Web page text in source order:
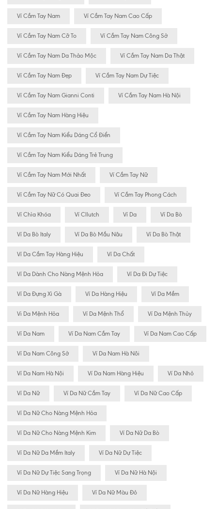
Ví Cầm Tay Nam Ví Cầm Tay Nam Cao Cấp
Ví Cầm Tay Nam Cỡ To Ví Cầm Tay Nam Công Sở
Ví Cầm Tay Nam Da Thảo Mộc Ví Cầm Tay Nam Da Thật
Ví Cầm Tay Nam Đẹp Ví Cầm Tay Nam Dự Tiệc
Ví Cầm Tay Nam Gianni Conti Ví Cầm Tay Nam Hà Nội
Ví Cầm Tay Nam Hàng Hiệu
Ví Cầm Tay Nam Kiểu Dáng Cổ Điển
Ví Cầm Tay Nam Kiểu Dáng Trẻ Trung
Ví Cầm Tay Nam Mới Nhất Ví Cầm Tay Nữ
Ví Cầm Tay Nữ Có Quai Đeo Ví Cầm Tay Phong Cách
Ví Chìa Khóa Ví Cllutch Ví Da Ví Da Bò
Ví Da Bò Italy Ví Da Bò Mầu Nâu Ví Da Bò Thật
Ví Da Cầm Tay Hàng Hiệu Ví Da Chất
Ví Da Dành Cho Nàng Mệnh Hỏa Ví Da Đi Dự Tiệc
Ví Da Đựng Xì Gà Ví Da Hàng Hiệu Ví Da Mềm
Vi Da Mệnh Hỏa Ví Da Mệnh Thổ Ví Da Mệnh Thủy
Ví Da Nam Ví Da Nam Cầm Tay Ví Da Nam Cao Cấp
Ví Da Nam Công Sở Ví Da Nam Hà Nôi
Ví Da Nam Hà Nội Ví Da Nam Hàng Hiệu Ví Da Nhỏ
Ví Da Nữ Ví Da Nữ Cầm Tay Ví Da Nữ Cao Cấp
Ví Da Nữ Cho Nàng Mệnh Hỏa
Ví Da Nữ Cho Nàng Mệnh Kim Ví Da Nữ Da Bò
Ví Da Nữ Da Mềm Italy Ví Da Nữ Dự Tiệc
Ví Da Nữ Dự Tiệc Sang Trọng Ví Da Nữ Hà Nội
Ví Da Nữ Hàng Hiệu Ví Da Nữ Màu Đỏ